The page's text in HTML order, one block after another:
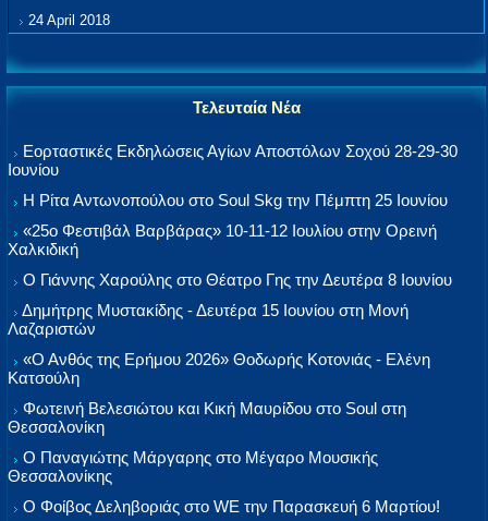
24 April 2018
Τελευταία Νέα
Εορταστικές Εκδηλώσεις Αγίων Αποστόλων Σοχού 28-29-30
Ιουνίου
Η Ρίτα Αντωνοπούλου στο Soul Skg την Πέμπτη 25 Ιουνίου
«25ο Φεστιβάλ Βαρβάρας» 10-11-12 Ιουλίου στην Ορεινή
Χαλκιδική
Ο Γιάννης Χαρούλης στο Θέατρο Γης την Δευτέρα 8 Ιουνίου
Δημήτρης Μυστακίδης - Δευτέρα 15 Ιουνίου στη Μονή
Λαζαριστών
«Ο Ανθός της Ερήμου 2026» Θοδωρής Κοτονιάς - Ελένη
Κατσούλη
Φωτεινή Βελεσιώτου και Κική Μαυρίδου στο Soul στη
Θεσσαλονίκη
Ο Παναγιώτης Μάργαρης στο Μέγαρο Μουσικής
Θεσσαλονίκης
Ο Φοίβος Δεληβοριάς στο WE την Παρασκευή 6 Μαρτίου!